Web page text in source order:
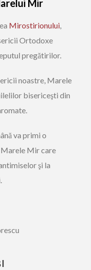
Mir
Mirostirionului,
Ortodoxe
pregătirilor.
noastre, Marele
bisericeşti din
va primi o
Mir care
şi la